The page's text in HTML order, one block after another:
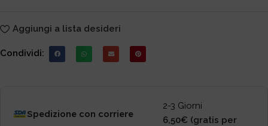
Aggiungi a lista desideri
Condividi:
Spedizione con corriere
2-3 Giorni
6,50€ (gratis per